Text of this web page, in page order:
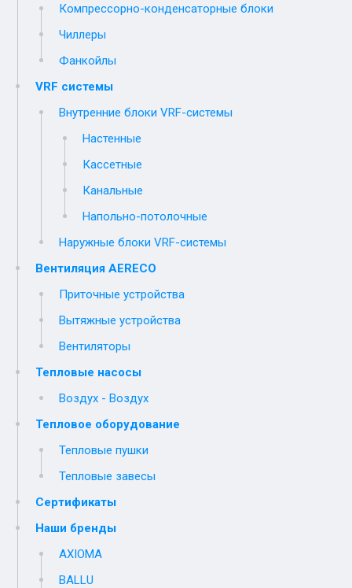
Компрессорно-конденсаторные блоки
Чиллеры
Фанкойлы
VRF системы
Внутренние блоки VRF-cистемы
Настенные
Кассетные
Канальные
Напольно-потолочные
Наружные блоки VRF-системы
Вентиляция AERECO
Приточные устройства
Вытяжные устройства
Вентиляторы
Тепловые насосы
Воздух - Воздух
Тепловое оборудование
Тепловые пушки
Тепловые завесы
Сертификаты
Наши бренды
AXIOMA
BALLU